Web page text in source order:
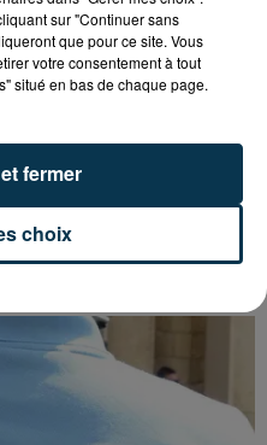
QUI DÉBARQUE
sur "Continuer sans
que pour ce site. Vous
votre consentement à tout
situé en bas de chaque page.
choix
fermer